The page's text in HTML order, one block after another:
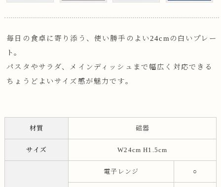
毎日の食卓に寄り添う、使い勝手のよい24cmの白いプレー
ト。
パスタやサラダ、メインディッシュまで幅広く対応できる
ちょうどよいサイズ感が魅力です。
材質 磁器
サイズ W24cm H1.5cm
電子レンジ ○